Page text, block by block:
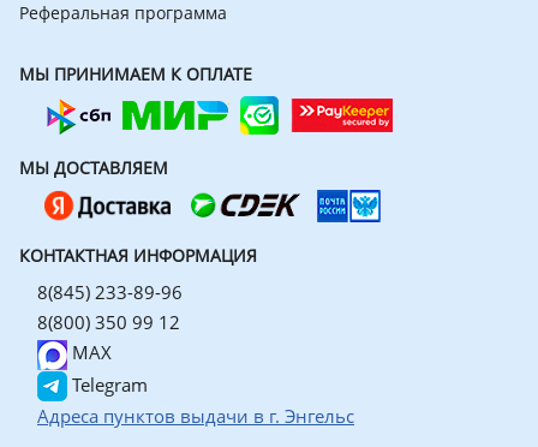
Реферальная программа
МЫ ПРИНИМАЕМ К ОПЛАТЕ
МЫ ДОСТАВЛЯЕМ
КОНТАКТНАЯ ИНФОРМАЦИЯ
8(845) 233-89-96
8(800) 350 99 12
MAX
Telegram
Адреса пунктов выдачи в г. Энгельс